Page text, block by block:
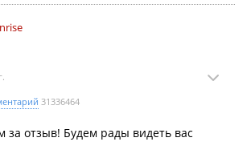
31336464
за отзыв! Будем рады видеть вас